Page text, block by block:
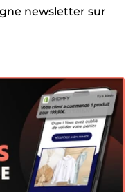
newsletter sur